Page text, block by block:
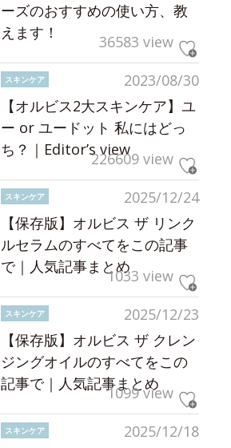
ーズのおすすめの使い方、教
えます！
36583 view
2023/08/30
スキンケア
【オルビス2大スキンケア】ユ
ー or ユードット 私にはどっ
ち？｜Editor’s view226609 view
2025/12/24
スキンケア
【保存版】オルビス ザ リンク
ルセラムのすべてをこの記事
で｜人気記事まとめ1033 view
2025/12/23
スキンケア
【保存版】オルビス ザ クレン
ジングオイルのすべてをこの
記事で｜人気記事まとめ
1099 view
2025/12/18
スキンケア